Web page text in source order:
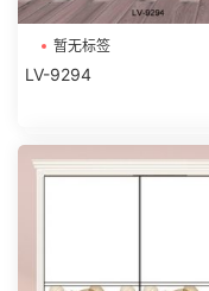
暂无标签
LV-9294